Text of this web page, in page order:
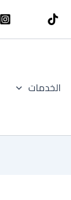
الخدمات